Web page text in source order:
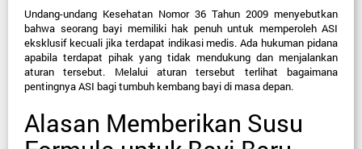
Undang-undang Kesehatan Nomor 36 Tahun 2009 menyebutkan
bahwa seorang bayi memiliki hak penuh untuk memperoleh ASI
eksklusif kecuali jika terdapat indikasi medis. Ada hukuman pidana
apabila terdapat pihak yang tidak mendukung dan menjalankan
aturan tersebut. Melalui aturan tersebut terlihat bagaimana
pentingnya ASI bagi tumbuh kembang bayi di masa depan.
Alasan Memberikan Susu